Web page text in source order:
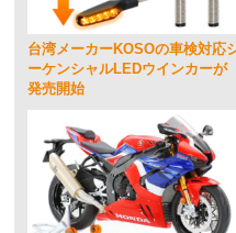
台湾メーカーKOSOの車検対応
ーケンシャルLEDウインカーが
発売開始